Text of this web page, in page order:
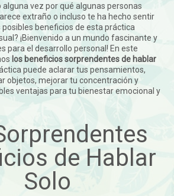
alguna vez por qué algunas personas
extraño o incluso te ha hecho sentir
beneficios de esta práctica
¡Bienvenido a un mundo fascinante y
para el desarrollo personal! En este
los beneficios sorprendentes de hablar
puede aclarar tus pensamientos,
objetos, mejorar tu concentración y
ventajas para tu bienestar emocional y
de Hablar
Solo